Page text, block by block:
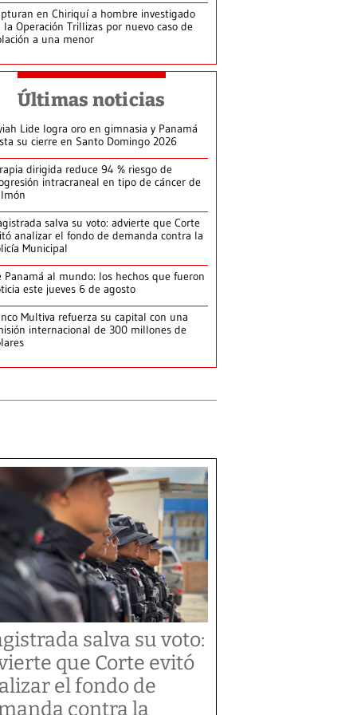
en Chiriquí a hombre investigado
la Operación Trillizas por nuevo caso de
a una menor
Últimas noticias
Lide logra oro en gimnasia y Panamá
su cierre en Santo Domingo 2026
dirigida reduce 94 % riesgo de
intracraneal en tipo de cáncer de
salva su voto: advierte que Corte
analizar el fondo de demanda contra la
Municipal
Panamá al mundo: los hechos que fueron
este jueves 6 de agosto
Multiva refuerza su capital con una
internacional de 300 millones de
salva su voto:
que Corte evitó
el fondo de
contra la